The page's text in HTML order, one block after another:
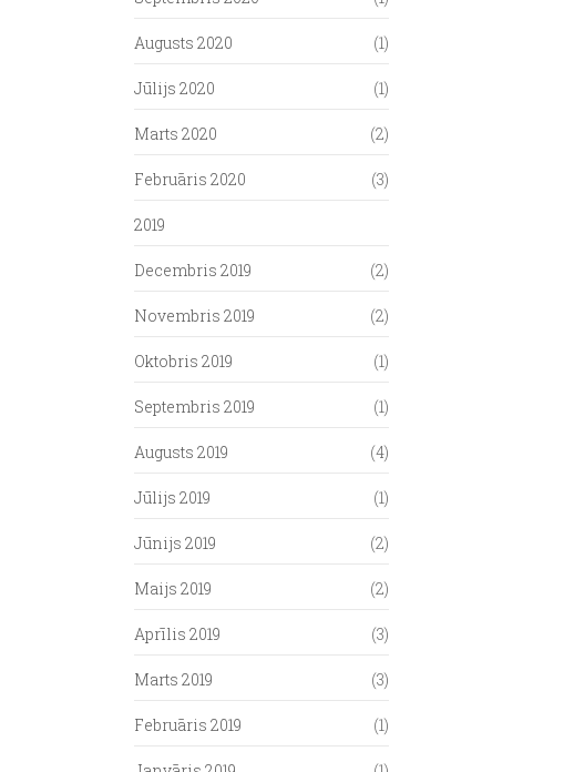
Augusts 2020 (1)
Jūlijs 2020 (1)
Marts 2020 (2)
Februāris 2020 (3)
2019
Decembris 2019 (2)
Novembris 2019 (2)
Oktobris 2019 (1)
Septembris 2019 (1)
Augusts 2019 (4)
Jūlijs 2019 (1)
Jūnijs 2019 (2)
Maijs 2019 (2)
Aprīlis 2019 (3)
Marts 2019 (3)
Februāris 2019 (1)